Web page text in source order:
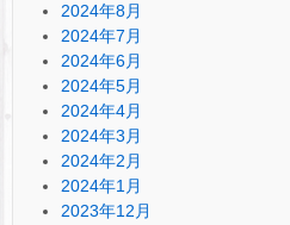
2024年8月
2024年7月
2024年6月
2024年5月
2024年4月
2024年3月
2024年2月
2024年1月
2023年12月